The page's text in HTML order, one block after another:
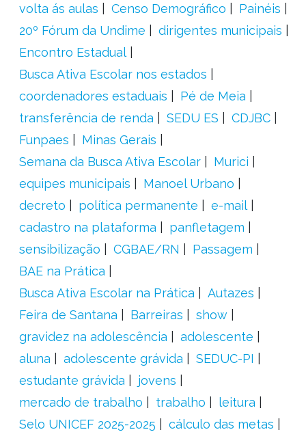
volta ás aulas
Censo Demográfico
Painéis
20º Fórum da Undime
dirigentes municipais
Encontro Estadual
Busca Ativa Escolar nos estados
coordenadores estaduais
Pé de Meia
transferência de renda
SEDU ES
CDJBC
Funpaes
Minas Gerais
Semana da Busca Ativa Escolar
Murici
equipes municipais
Manoel Urbano
decreto
política permanente
e-mail
cadastro na plataforma
panfletagem
sensibilização
CGBAE/RN
Passagem
BAE na Prática
Busca Ativa Escolar na Prática
Autazes
Feira de Santana
Barreiras
show
gravidez na adolescência
adolescente
aluna
adolescente grávida
SEDUC-PI
estudante grávida
jovens
mercado de trabalho
trabalho
leitura
Selo UNICEF 2025-2025
cálculo das metas